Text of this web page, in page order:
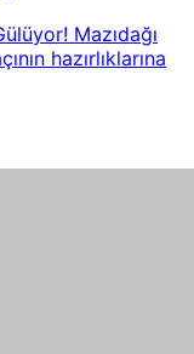
Mazıdağı
hazırlıklarına